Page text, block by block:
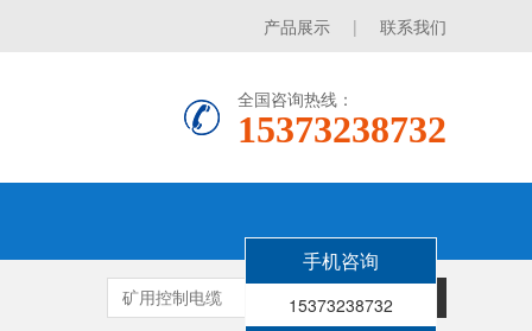
产品展示 | 联系我们
全国咨询热线：
15373238732
手机咨询
15373238732